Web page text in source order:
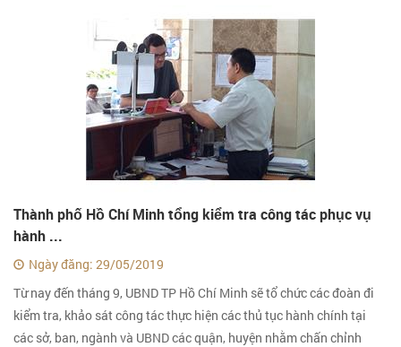
Thành phố Hồ Chí Minh tổng kiểm tra công tác phục vụ
hành ...
Ngày đăng: 29/05/2019
Từ nay đến tháng 9, UBND TP Hồ Chí Minh sẽ tổ chức các đoàn đi
kiểm tra, khảo sát công tác thực hiện các thủ tục hành chính tại
các sở, ban, ngành và UBND các quận, huyện nhằm chấn chỉnh